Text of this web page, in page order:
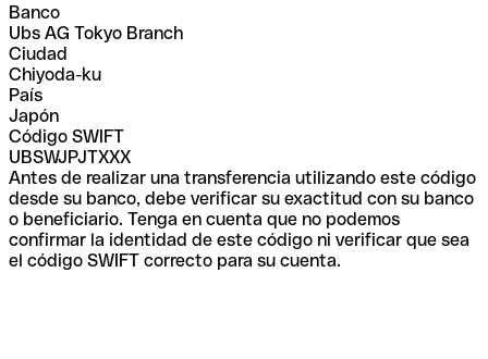
Banco
Ubs AG Tokyo Branch
Ciudad
Chiyoda-ku
País
Japón
Código SWIFT
UBSWJPJTXXX
Antes de realizar una transferencia utilizando este código
desde su banco, debe verificar su exactitud con su banco
o beneficiario. Tenga en cuenta que no podemos
confirmar la identidad de este código ni verificar que sea
el código SWIFT correcto para su cuenta.